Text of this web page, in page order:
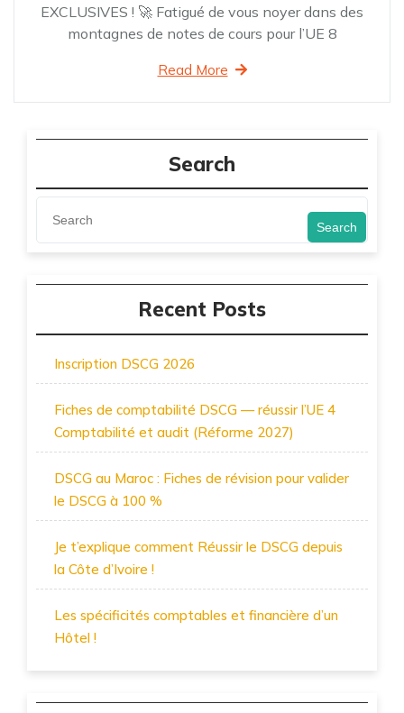
EXCLUSIVES ! 🚀 Fatigué de vous noyer dans des
montagnes de notes de cours pour l’UE 8
Read More
Search
Search
Recent Posts
Inscription DSCG 2026
Fiches de comptabilité DSCG — réussir l’UE 4
Comptabilité et audit (Réforme 2027)
DSCG au Maroc : Fiches de révision pour valider
le DSCG à 100 %
Je t’explique comment Réussir le DSCG depuis
la Côte d’Ivoire !
Les spécificités comptables et financière d’un
Hôtel !